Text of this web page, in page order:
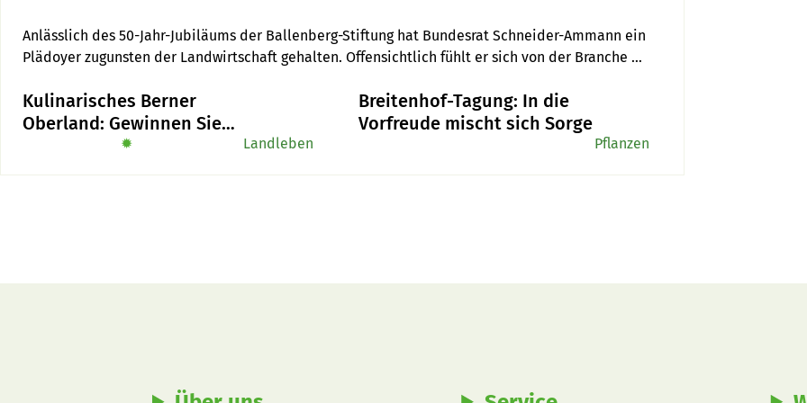
Anlässlich des 50-Jahr-Jubiläums der Ballenberg-Stiftung hat Bundesrat Schneider-Ammann ein
Plädoyer zugunsten der Landwirtschaft gehalten. Offensichtlich fühlt er sich von der Branche
Kulinarisches Berner
Oberland: Gewinnen Sie
das Buch «Alpe-Chuchi»
✹ Landleben
Breitenhof-Tagung: In die
Vorfreude mischt sich Sorge
Pflanzen